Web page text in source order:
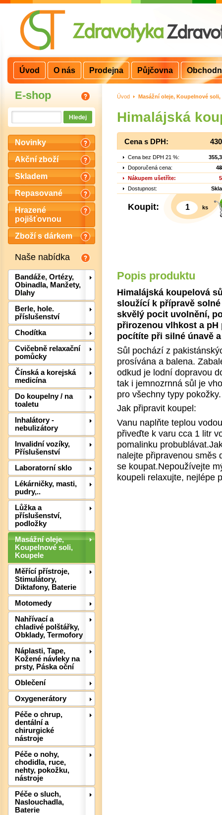
E-shop
Novinky
Akční zboží
Skladem
Repasované
Hrazené
pojišťovnou
Zboží s dárkem
Naše nabídka
Bandáže, Ortézy,
Obinadla, Manžety,
Dlahy
Berle, hole.
příslušenství
Chodítka
Cvičebně relaxační
pomůcky
Čínská a korejská
medicína
Do koupelny / na
toaletu
Inhalátory -
nebulizátory
Invalidní vozíky,
Příslušenství
Laboratorní sklo
Lékárničky, masti,
pudry,..
Lůžka a
příslušenství,
podložky
Masážní oleje,
Koupelnové soli,
Koupele
Měřící přístroje,
Stimulátory,
Diktafony, Baterie
Motomedy
Nahřívací a
chladivé polštářky,
Obklady, Termofory
Náplasti, Tape,
Kožené návleky na
prsty, Páska oční
Oblečení
Oxygenerátory
Péče o chrup,
dentální a
chirurgické
nástroje
Péče o nohy,
chodidla, ruce,
nehty, pokožku,
nástroje
Péče o sluch,
Naslouchadla,
Baterie
Úvod > Masážní oleje, Koupelnové soli,
Himalájská
Cena s DPH:
Cena bez DPH 21 %:
Doporučená cena:
Nákupem ušetříte:
Dostupnost:
Koupit: ks
Popis produktu
Himalájská koupelová
sloužící k přípravě
skvělý pocit uvolnění,
přirozenou vlhkost a
pocítíte při silné únavě
Sůl pochází z
prosívána a balena.
odkud je lodní dopravou
tak i jemnozrnná sůl je
pro všechny typy pokožky.
Jak připravit koupel:
Vanu naplňte teplou
přiveďte k varu cca 1 litr
pomalinku
nalejte připravenou směs
se koupat.Nepoužívejte
koupeli relaxujte, nejlépe
Úvod O nás Prodejna Půjčovna